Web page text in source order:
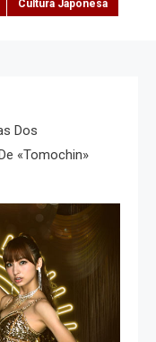
Cultura Japonesa
Dos
«Tomochin»